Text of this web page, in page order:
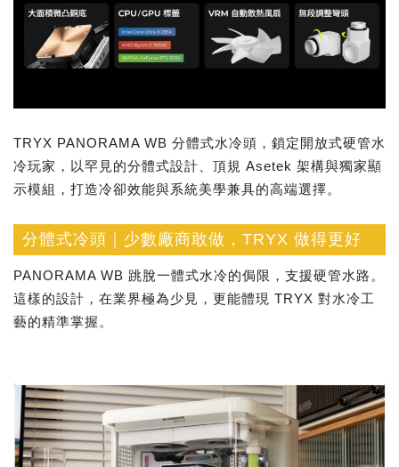
TRYX PANORAMA WB 分體式水冷頭，鎖定開放式硬管水
冷玩家，以罕見的分體式設計、頂規 Asetek 架構與獨家顯
示模組，打造冷卻效能與系統美學兼具的高端選擇。
分體式冷頭｜少數廠商敢做，TRYX 做得更好
PANORAMA WB 跳脫一體式水冷的侷限，支援硬管水路。
這樣的設計，在業界極為少見，更能體現 TRYX 對水冷工
藝的精準掌握。